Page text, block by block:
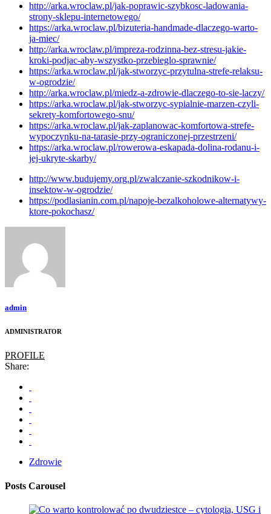
http://arka.wroclaw.pl/jak-poprawic-szybkosc-ladowania-
strony-sklepu-internetowego/
https://arka.wroclaw.pl/bizuteria-handmade-dlaczego-warto-
ja-miec/
http://arka.wroclaw.pl/impreza-rodzinna-bez-stresu-jakie-
kroki-podjac-aby-wszystko-przebieglo-sprawnie/
https://arka.wroclaw.pl/jak-stworzyc-przytulna-strefe-relaksu-
w-ogrodzie/
http://arka.wroclaw.pl/miedz-a-zdrowie-dlaczego-to-sie-laczy/
https://arka.wroclaw.pl/jak-stworzyc-sypialnie-marzen-czyli-
sekrety-komfortowego-snu/
https://arka.wroclaw.pl/jak-zaplanowac-komfortowa-strefe-
wypoczynku-na-tarasie-przy-ograniczonej-przestrzeni/
https://arka.wroclaw.pl/rowerowa-eskapada-dolina-rodanu-i-
jej-ukryte-skarby/
http://www.budujemy.org.pl/zwalczanie-szkodnikow-i-
insektow-w-ogrodzie/
https://podlasianin.com.pl/napoje-bezalkoholowe-alternatywy-
ktore-pokochasz/
admin
ADMINISTRATOR
PROFILE
Share:
Zdrowie
Posts Carousel